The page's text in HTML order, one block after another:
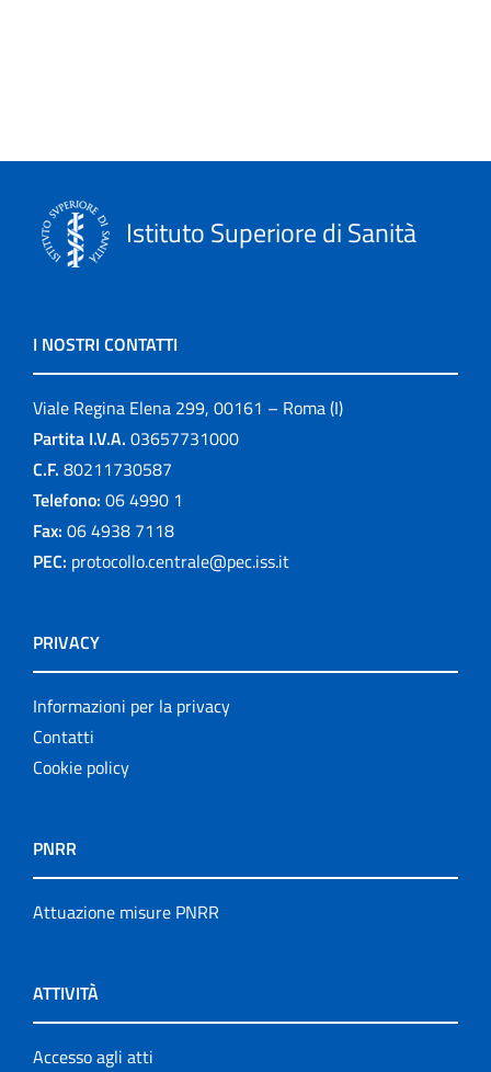
Istituto Superiore di Sanità
I NOSTRI CONTATTI
Viale Regina Elena 299, 00161 – Roma (I)
Partita I.V.A. 03657731000
C.F. 80211730587
Telefono: 06 4990 1
Fax: 06 4938 7118
PEC: protocollo.centrale@pec.iss.it
PRIVACY
Informazioni per la privacy
Contatti
Cookie policy
PNRR
Attuazione misure PNRR
ATTIVITÀ
Accesso agli atti